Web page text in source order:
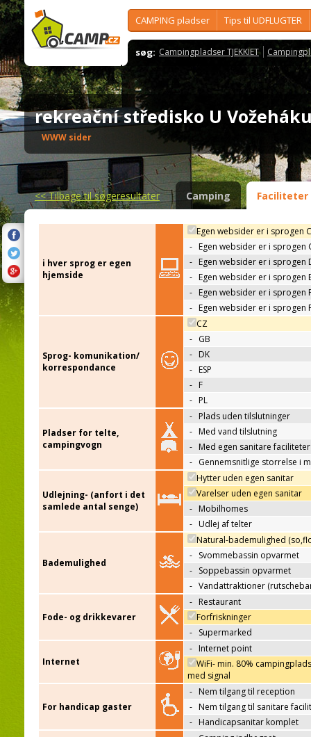
CAMPING pladser Tips til UDFLUGTER
søg: Campingpladser TJEKKIET
rekreační středisko U
WWW sider
<<Tilbage til søgeresultater Camping Faciliteter
i hver sprog er egen
hjemside
Egen websider er i sprogen
- Egen websider er i sprogen
- Egen websider er i sprogen
- Egen websider er i sprogen
- Egen websider er i sprogen
- Egen websider er i sprogen
Sprog- komunikation/
korrespondance
CZ
- GB
- DK
- ESP
- F
- PL
Pladser for telte,
campingvogn
- Plads uden tilslutninger
- Med vand tilslutning
- Med egen sanitare faciliteter
- Gennemsnitlige storrelse i
Udlejning- (anfort i det
samlede antal senge)
Hytter uden egen sanitar
Varelser uden egen sanitar
- Mobilhomes
- Udlej af telter
Bademulighed
Natural-bademulighed
- Svommebassin opvarmet
- Soppebassin opvarmet
- Vandattraktioner
Fode- og drikkevarer
- Restaurant
Forfriskninger
- Supermarked
Internet
- Internet point
WiFi- min. 80%
med signal
For handicap gaster
- Nem tilgang til reception
- Nem tilgang til sanitare
- Handicapsanitar komplet